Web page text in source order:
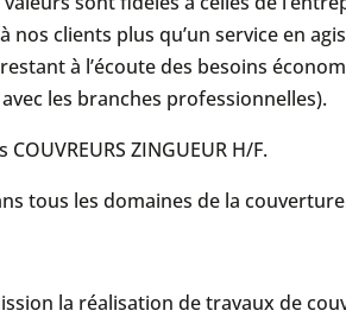
nos clients plus qu’un service en
à l’écoute des besoins
les branches professionnelles).
ZINGUEUR H/F.
tous les domaines de la
la réalisation de travaux de